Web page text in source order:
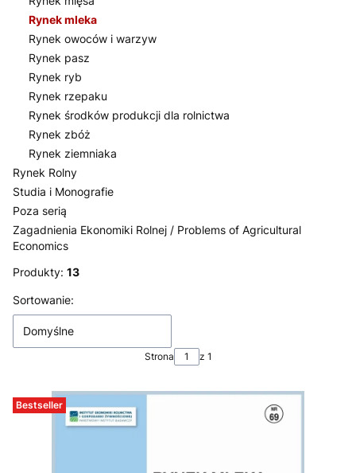
Rynek mleka
Rynek owoców i warzyw
Rynek pasz
Rynek ryb
Rynek rzepaku
Rynek środków produkcji dla rolnictwa
Rynek zbóż
Rynek ziemniaka
Rynek Rolny
Studia i Monografie
Poza serią
Zagadnienia Ekonomiki Rolnej / Problems of Agricultural
Economics
Koniec menu
Produkty: 13
Lista produktów
Sortowanie:
Domyślne
Strona z 1
Bestseller